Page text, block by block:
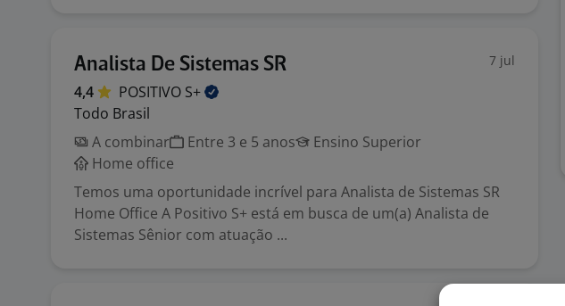
Analista De Sistemas SR 7 jul
4,4 POSITIVO S+
Todo Brasil
A combinar
Entre 3 e 5 anos
Ensino Superior
Home office
Temos uma oportunidade incrível para Analista de Sistemas SR
Home Office A Positivo S+ está em busca de um(a) Analista de
Sistemas Sênior com atuação ...